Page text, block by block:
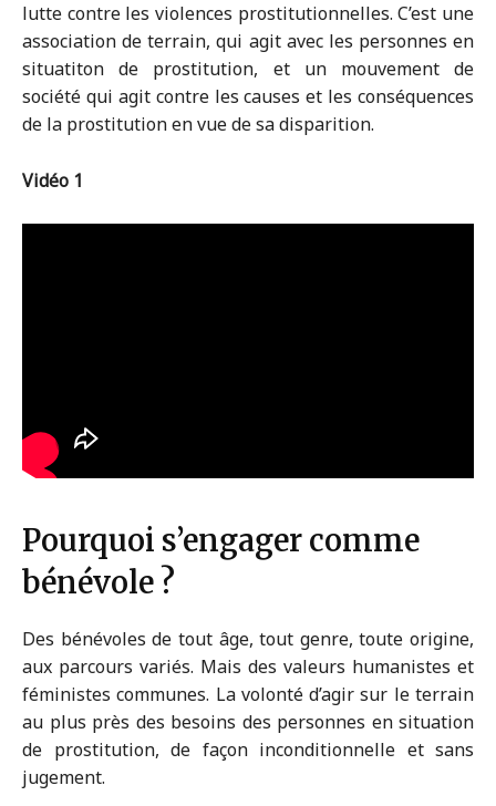
lutte contre les violences prostitutionnelles. C’est une
association de terrain, qui agit avec les personnes en
situatiton de prostitution, et un mouvement de
société qui agit contre les causes et les conséquences
de la prostitution en vue de sa disparition.
Vidéo 1
Pourquoi s’engager comme
bénévole ?
Des bénévoles de tout âge, tout genre, toute origine,
aux parcours variés. Mais des valeurs humanistes et
féministes communes. La volonté d’agir sur le terrain
au plus près des besoins des personnes en situation
de prostitution, de façon inconditionnelle et sans
jugement.